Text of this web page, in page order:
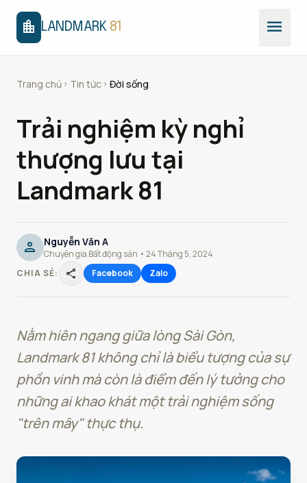
location_city LANDMARK 81 menu
Trang chủ chevron_right Tin tức chevron_right Đời sống
Trải nghiệm kỳ nghỉ
thượng lưu tại
Landmark 81
person Nguyễn Văn A
Chuyên gia Bất động sản • 24 Tháng 5, 2024
CHIA SẺ:
share Facebook Zalo
Nằm hiên ngang giữa lòng Sài Gòn,
Landmark 81 không chỉ là biểu tượng của sự
phồn vinh mà còn là điểm đến lý tưởng cho
những ai khao khát một trải nghiệm sống
"trên mây" thực thụ.